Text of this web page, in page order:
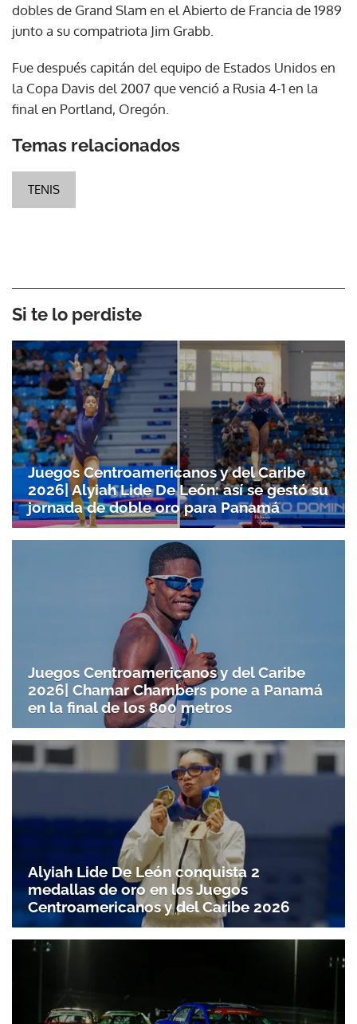
dobles de Grand Slam en el Abierto de Francia de 1989
junto a su compatriota Jim Grabb.
Fue después capitán del equipo de Estados Unidos en
la Copa Davis del 2007 que venció a Rusia 4-1 en la
final en Portland, Oregón.
Temas relacionados
TENIS
Si te lo perdiste
Juegos Centroamericanos y del Caribe
2026| Alyiah Lide De León: así se gestó su
jornada de doble oro para Panamá
Juegos Centroamericanos y del Caribe
2026| Chamar Chambers pone a Panamá
en la final de los 800 metros
Alyiah Lide De León conquista 2
medallas de oro en los Juegos
Centroamericanos y del Caribe 2026